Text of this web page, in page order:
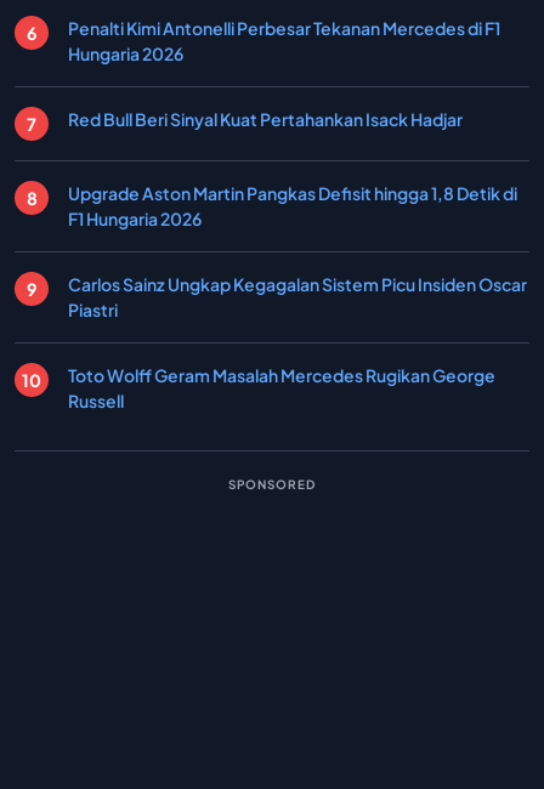
Penalti Kimi Antonelli Perbesar Tekanan Mercedes di F1
Hungaria 2026
Red Bull Beri Sinyal Kuat Pertahankan Isack Hadjar
Upgrade Aston Martin Pangkas Defisit hingga 1,8 Detik di
F1 Hungaria 2026
Carlos Sainz Ungkap Kegagalan Sistem Picu Insiden Oscar
Piastri
Toto Wolff Geram Masalah Mercedes Rugikan George
Russell
SPONSORED